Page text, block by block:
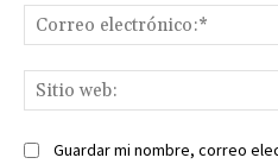
Guardar mi nombre, correo